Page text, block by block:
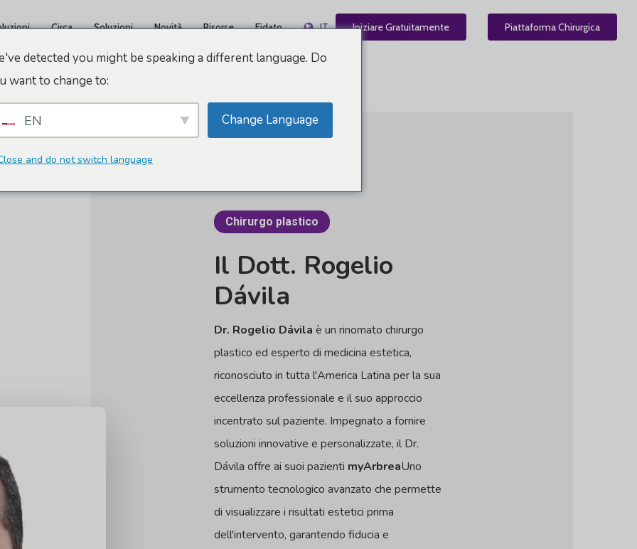
Circa Soluzioni Novità Risorse Fidato IT Iniziare Gratuitamente Piattaforma Chirurgica
Chirurgo plastico
Il Dott. Rogelio
Dávila
Dr. Rogelio Dávila è un rinomato chirurgo
plastico ed esperto di medicina estetica,
riconosciuto in tutta l'America Latina per la sua
eccellenza professionale e il suo approccio
incentrato sul paziente. Impegnato a fornire
soluzioni innovative e personalizzate, il Dr.
Dávila offre ai suoi pazienti myArbreaUno
strumento tecnologico avanzato che permette
di visualizzare i risultati estetici prima
dell'intervento, garantendo fiducia e
detected you might be speaking a different language. Do
want to change to:
EN Change Language
and do not switch language